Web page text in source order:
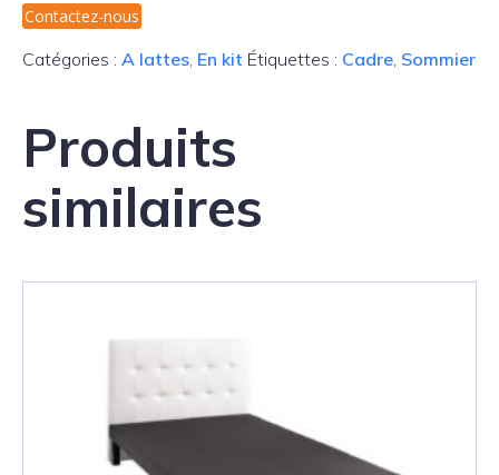
Contactez-nous
Catégories : A lattes, En kit Étiquettes : Cadre, Sommier
Produits
similaires